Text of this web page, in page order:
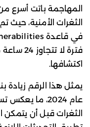
المهاجمة باتت
فترة لا
اكتشافها.
عام 2024، ما
الثغرات قبل أن